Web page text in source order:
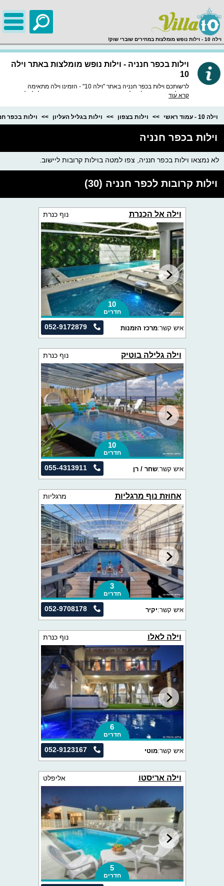
וילה 10 - וילות נופש מומלצות במחירים שוברי שוק!
וילות בכפר חנניה - וילות נופש מומלצות באתר וילה
10
לרשותכם וילות בכפר חנניה באתר "וילה 10" - הזמינו וילה מתאימה
ומומלצת, באתר שלנו וילות נופש איכותיות ומובחרות במיוחד, לכל וילה
קרא עוד
וילה 10 - עמוד ראשי וילות בצפון וילות בגליל העליון וילות בכפר
וילות בכפר חנניה
לא נמצאו וילות בכפר חנניה, צפו למטה בוילות קרובות ליישוב.
וילות קרובות לכפר חנניה (30)
וילה אל הכנרת נוף כנרת
10
חדרים
052-9172879 איש קשר:מרכז הזמנות
וילה גלילה בוטיק נוף כנרת
10
חדרים
055-4313911 איש קשר:שחר / רן
אחוזת נוף מרגליות מרגליות
3
חדרים
052-9708178 איש קשר:יקיר
וילה לאלו נוף כנרת
6
חדרים
052-9123167 איש קשר:מוטי
וילה אריסטו אליפלט
5
חדרים